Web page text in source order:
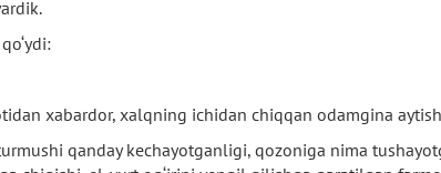
xabardor, xalqning ichidan chiqqan odamgina
qanday kechayotganligi, qozoniga nima